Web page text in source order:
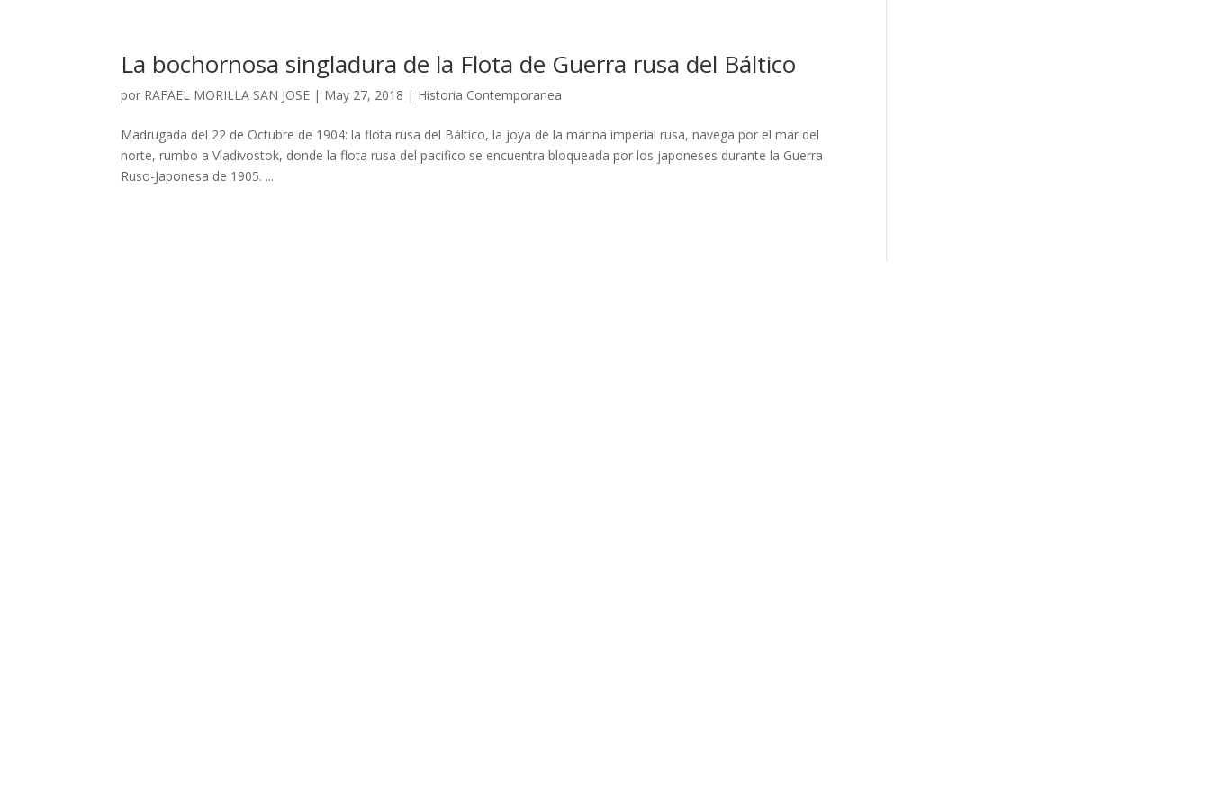
La bochornosa singladura de la Flota de Guerra rusa del Báltico
por RAFAEL MORILLA SAN JOSE | May 27, 2018 | Historia Contemporanea
Madrugada del 22 de Octubre de 1904: la flota rusa del Báltico, la joya de la marina imperial rusa, navega por el mar del
norte, rumbo a Vladivostok, donde la flota rusa del pacifico se encuentra bloqueada por los japoneses durante la Guerra
Ruso-Japonesa de 1905. ...